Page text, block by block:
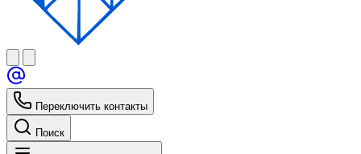
Переключить контакты
Поиск